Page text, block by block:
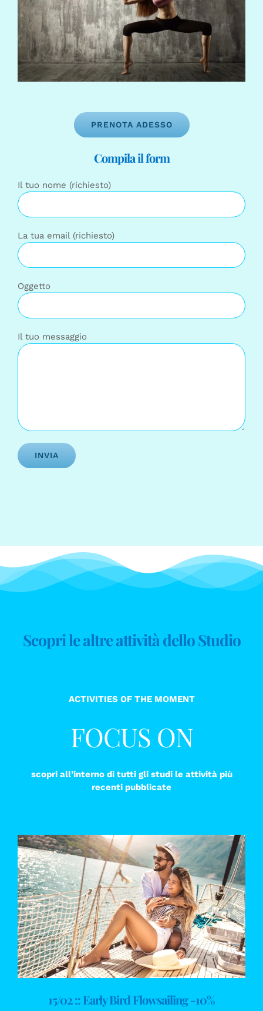
PRENOTA ADESSO
Compila il form
Il tuo nome (richiesto)
La tua email (richiesto)
Oggetto
Il tuo messaggio
Scopri le altre attività dello Studio
ACTIVITIES OF THE MOMENT
FOCUS ON
scopri all’interno di tutti gli studi le attività più
recenti pubblicate
15/02 :: Early Bird Flowsailing -10%